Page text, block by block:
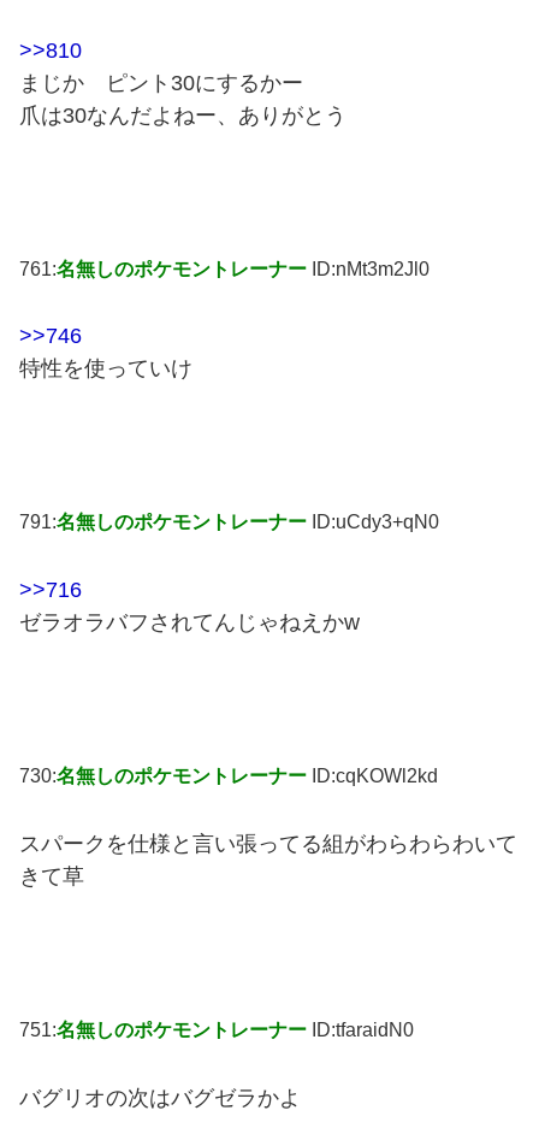
>>810
まじか ピント30にするかー
爪は30なんだよねー、ありがとう
761:名無しのポケモントレーナー ID:nMt3m2Jl0
>>746
特性を使っていけ
791:名無しのポケモントレーナー ID:uCdy3+qN0
>>716
ゼラオラバフされてんじゃねえかw
730:名無しのポケモントレーナー ID:cqKOWl2kd
スパークを仕様と言い張ってる組がわらわらわいて
きて草
751:名無しのポケモントレーナー ID:tfaraidN0
バグリオの次はバグゼラかよ